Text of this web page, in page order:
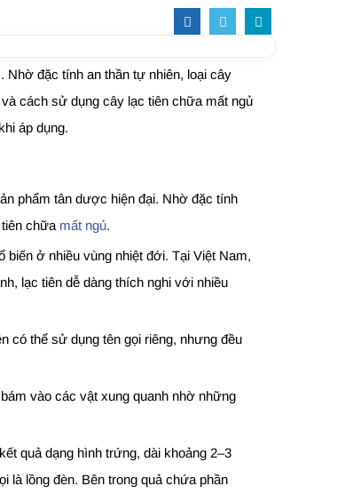
Nhờ đặc tính an thần tự nhiên, loại cây
cách sử dụng cây lạc tiên chữa mất ngủ
áp dụng.
phẩm tân dược hiện đại. Nhờ đặc tính
chữa mất ngủ.
ở nhiều vùng nhiệt đới. Tại Việt Nam,
lạc tiên dễ dàng thích nghi với nhiều
có thể sử dụng tên gọi riêng, nhưng đều
vào các vật xung quanh nhờ những
quả dạng hình trứng, dài khoảng 2–3
là lồng đèn. Bên trong quả chứa phần